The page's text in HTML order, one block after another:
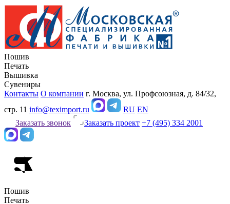
Пошив
Печать
Вышивка
Сувениры
Контакты О компании г. Москва, ул. Профсоюзная, д. 84/32,
стр. 11 info@teximport.ru RU EN
Заказать звонок
Заказать проект +7 (495) 334 2001
Пошив
Печать